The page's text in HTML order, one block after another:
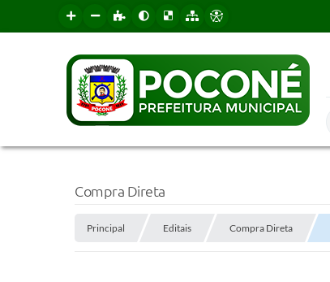
Compra Direta
Principal Editais Compra Direta